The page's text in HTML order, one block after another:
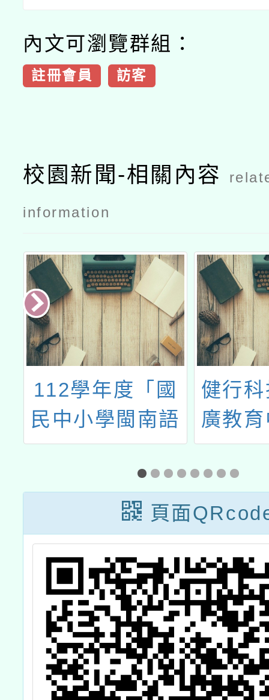
內文可瀏覽群組：
註冊會員 訪客
校園新聞-相關內容
information
112學年度「國
民中小學閩南語
沉浸式教學計
畫」成果發表會
健行
廣教
「碩
頁面